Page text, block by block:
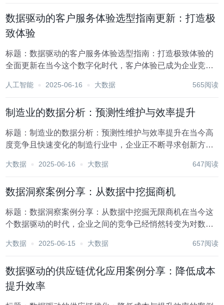
数据驱动的客户服务体验选型指南更新：打造极
致体验
标题：数据驱动的客户服务体验选型指南：打造极致体验的
全面更新在当今这个数字化时代，客户体验已成为企业竞争
飞速发展，数据驱动的客户服务体验正逐步成为行业的新标
人工智能 2025-06-16 大数据 565阅读
制造业的数据分析：预测性维护与效率提升
标题：制造业的数据分析：预测性维护与效率提升在当今高
度竞争且快速变化的制造行业中，企业正不断寻求创新方法
分析作为一项关键技术，特别是其在预测性维护领域的应
大数据 2025-06-16 大数据 647阅读
数据洞察案例分享：从数据中挖掘商机
标题：数据洞察案例分享：从数据中挖掘无限商机在当今这
个数据驱动的时代，企业之间的竞争已经悄然转变为对数据
含着巨大能量的资源，正逐步成为企业挖掘潜在商机、优化
大数据 2025-06-15 大数据 657阅读
数据驱动的供应链优化应用案例分享：降低成本
提升效率